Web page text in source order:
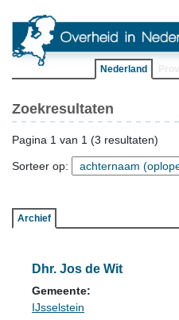
Nederland
Zoekresultaten
Pagina 1 van 1 (3 resultaten)
Sorteer op:
Archief
Dhr. Jos de Wit
Gemeente:
IJsselstein